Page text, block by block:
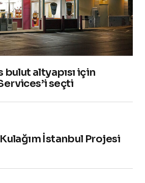
altyapısı için
seçti
İstanbul Projesi